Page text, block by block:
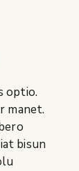
optio.
manet.
bisun